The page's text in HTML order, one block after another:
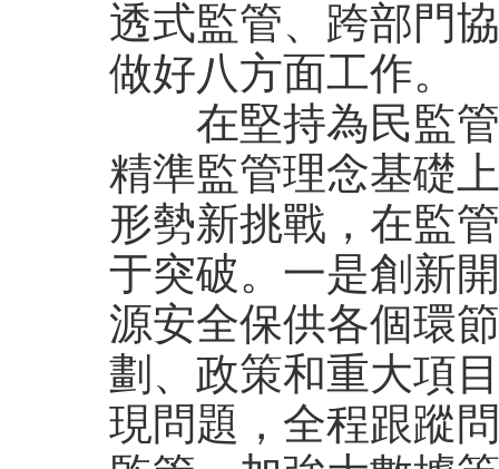
透式監管、跨部門
做好八方面工作。
在堅持為民監管
精準監管理念基礎
形勢新挑戰，在監
于突破。一是創新
源安全保供各個環
劃、政策和重大項
現問題，全程跟蹤